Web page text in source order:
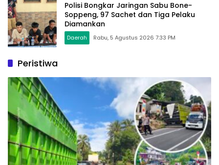
Polisi Bongkar Jaringan Sabu Bone-
Soppeng, 97 Sachet dan Tiga Pelaku
Diamankan
Daerah Rabu, 5 Agustus 2026 7:33 PM
Peristiwa